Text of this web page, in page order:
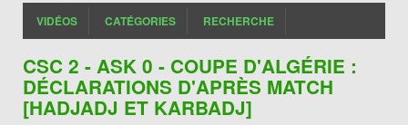
VIDÉOS CATÉGORIES RECHERCHE
CSC 2 - ASK 0 - COUPE D'ALGÉRIE :
DÉCLARATIONS D'APRÈS MATCH
[HADJADJ ET KARBADJ]